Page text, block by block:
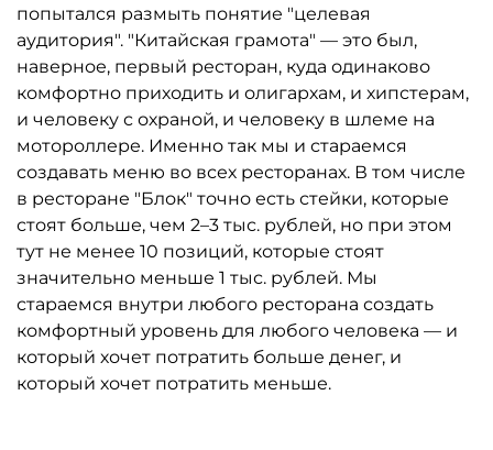
попытался размыть понятие "целевая
аудитория". "Китайская грамота" — это был,
наверное, первый ресторан, куда одинаково
комфортно приходить и олигархам, и хипстерам,
и человеку с охраной, и человеку в шлеме на
мотороллере. Именно так мы и стараемся
создавать меню во всех ресторанах. В том числе
в ресторане "Блок" точно есть стейки, которые
стоят больше, чем 2–3 тыс. рублей, но при этом
тут не менее 10 позиций, которые стоят
значительно меньше 1 тыс. рублей. Мы
стараемся внутри любого ресторана создать
комфортный уровень для любого человека — и
который хочет потратить больше денег, и
который хочет потратить меньше.